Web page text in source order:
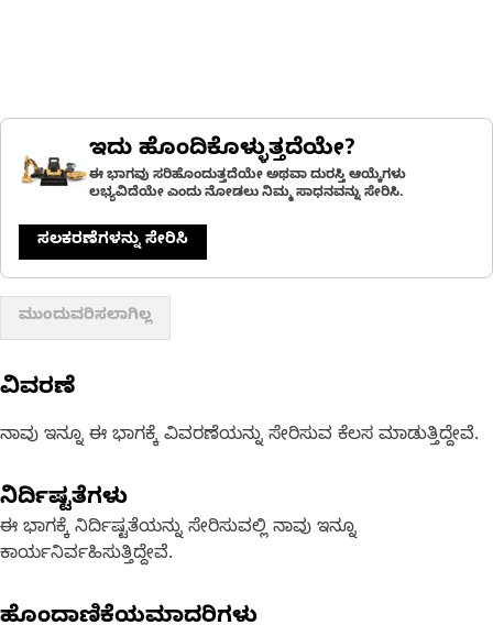
ಇದು ಹೊಂದಿಕೊಳ್ಳುತ್ತದೆಯೇ?
ಈ ಭಾಗವು ಸರಿಹೊಂದುತ್ತದೆಯೇ ಅಥವಾ ದುರಸ್ತಿ ಆಯ್ಕೆಗಳು
ಲಭ್ಯವಿದೆಯೇ ಎಂದು ನೋಡಲು ನಿಮ್ಮ ಸಾಧನವನ್ನು ಸೇರಿಸಿ.
ಸಲಕರಣೆಗಳನ್ನು ಸೇರಿಸಿ
ಮುಂದುವರಿಸಲಾಗಿಲ್ಲ
ವಿವರಣೆ
ನಾವು ಇನ್ನೂ ಈ ಭಾಗಕ್ಕೆ ವಿವರಣೆಯನ್ನು ಸೇರಿಸುವ ಕೆಲಸ ಮಾಡುತ್ತಿದ್ದೇವೆ.
ನಿರ್ದಿಷ್ಟತೆಗಳು
ಈ ಭಾಗಕ್ಕೆ ನಿರ್ದಿಷ್ಟತೆಯನ್ನು ಸೇರಿಸುವಲ್ಲಿ ನಾವು ಇನ್ನೂ
ಕಾರ್ಯನಿರ್ವಹಿಸುತ್ತಿದ್ದೇವೆ.
ಹೊಂದಾಣಿಕೆಯಮಾದರಿಗಳು